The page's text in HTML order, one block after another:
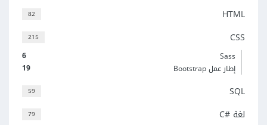
82 HTML
215 CSS
6
Sass
19
إطار عمل Bootstrap
59 SQL
79 لغة C#‎